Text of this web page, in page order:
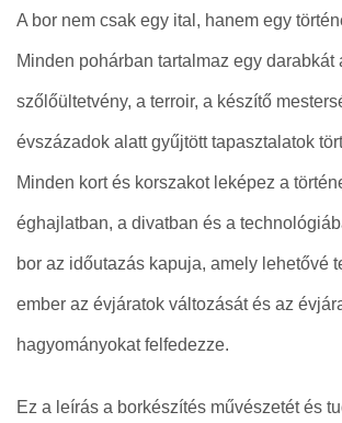
A bor nem csak egy ital, hanem egy
Minden pohárban tartalmaz egy darabkát
szőlőültetvény, a terroir, a készítő
évszázadok alatt gyűjtött tapasztalatok
Minden kort és korszakot leképez a
éghajlatban, a divatban és a
bor az időutazás kapuja, amely lehetővé
ember az évjáratok változását és az
hagyományokat felfedezze.
Ez a leírás a borkészítés művészetét és